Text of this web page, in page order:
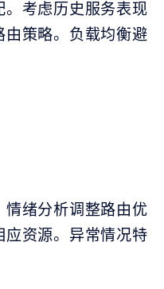
考虑历史服务表现
策略。负载均衡避
绪分析调整路由优
资源。异常情况特